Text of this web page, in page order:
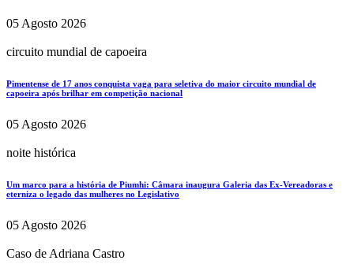
05 Agosto 2026
circuito mundial de capoeira
Pimentense de 17 anos conquista vaga para seletiva do maior circuito mundial de
capoeira após brilhar em competição nacional
05 Agosto 2026
noite histórica
Um marco para a história de Piumhi: Câmara inaugura Galeria das Ex-Vereadoras e
eterniza o legado das mulheres no Legislativo
05 Agosto 2026
Caso de Adriana Castro